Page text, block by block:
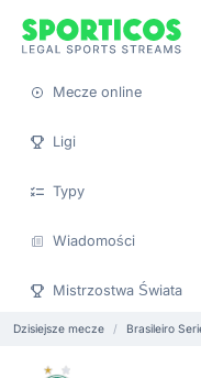
Mecze online
Ligi
Typy
Wiadomości
Mistrzostwa Świata
Dzisiejsze mecze Brasileiro